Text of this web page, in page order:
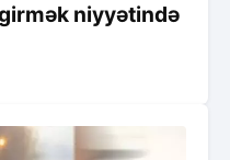
niyyətində